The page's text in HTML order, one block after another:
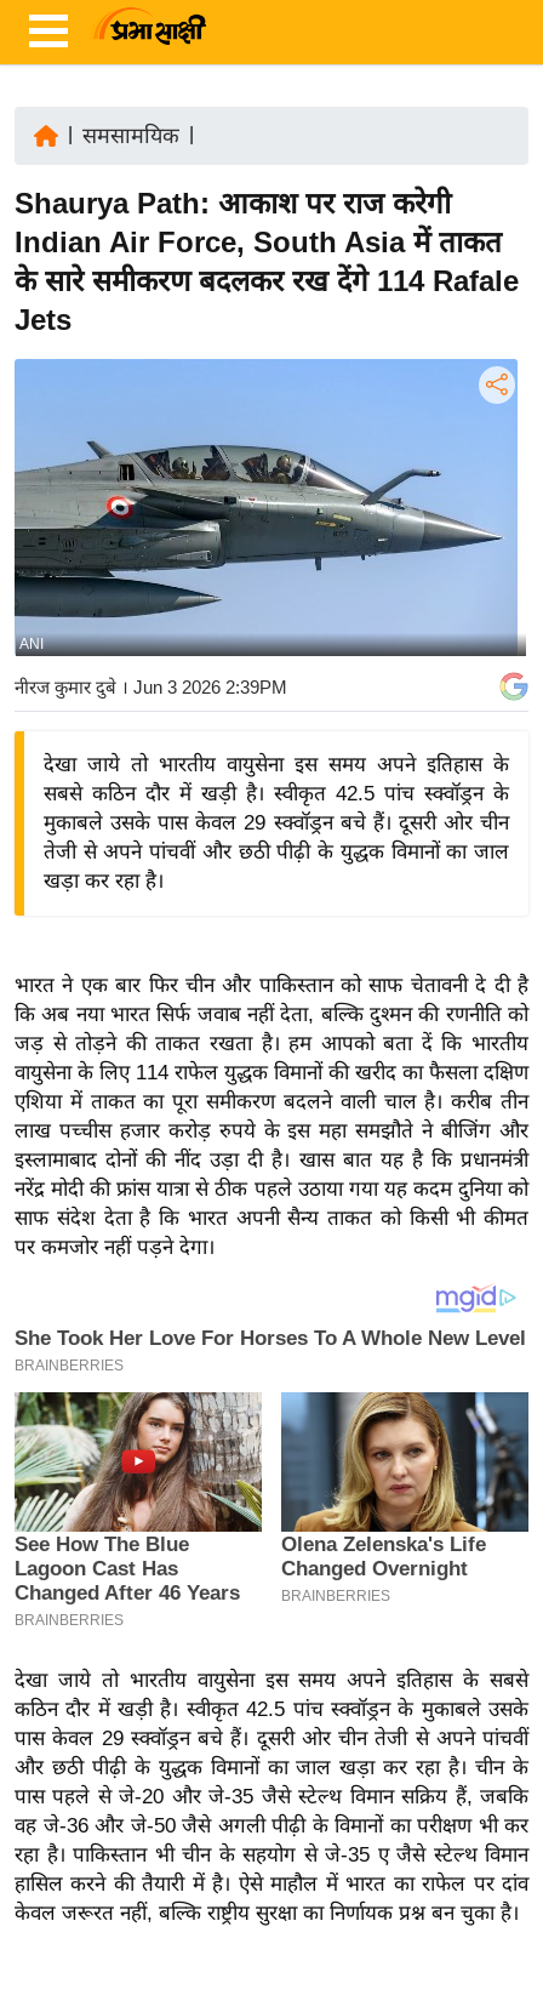
ज़ा
ख
ब
र
त
र्रा
ष्ट्री
य
ज़
द्यो
ष
ज्ञ
रा
य
ब
ज
ट
खे
के
ट
I
P
L
2
0
2
6
क्रा
म
ई
-
पे
प
र
मि
सा
समसामयिक
Shaurya Path: आकाश पर राज करेगी
Indian Air Force, South Asia में ताकत
के सारे समीकरण बदलकर रख देंगे 114 Rafale
Jets
ANI
नीरज कुमार दुबे । Jun 3 2026 2:39PM
देखा जाये तो भारतीय वायुसेना इस समय अपने इतिहास के
सबसे कठिन दौर में खड़ी है। स्वीकृत 42.5 पांच स्क्वॉड्रन के
मुकाबले उसके पास केवल 29 स्क्वॉड्रन बचे हैं। दूसरी ओर चीन
तेजी से अपने पांचवीं और छठी पीढ़ी के युद्धक विमानों का जाल
खड़ा कर रहा है।
भारत ने एक बार फिर चीन और पाकिस्तान को साफ चेतावनी दे दी है
कि अब नया भारत सिर्फ जवाब नहीं देता, बल्कि दुश्मन की रणनीति को
जड़ से तोड़ने की ताकत रखता है। हम आपको बता दें कि भारतीय
वायुसेना के लिए 114 राफेल युद्धक विमानों की खरीद का फैसला दक्षिण
एशिया में ताकत का पूरा समीकरण बदलने वाली चाल है। करीब तीन
लाख पच्चीस हजार करोड़ रुपये के इस महा समझौते ने बीजिंग और
इस्लामाबाद दोनों की नींद उड़ा दी है। खास बात यह है कि प्रधानमंत्री
नरेंद्र मोदी की फ्रांस यात्रा से ठीक पहले उठाया गया यह कदम दुनिया को
साफ संदेश देता है कि भारत अपनी सैन्य ताकत को किसी भी कीमत
पर कमजोर नहीं पड़ने देगा।
देखा जाये तो भारतीय वायुसेना इस समय अपने इतिहास के सबसे
कठिन दौर में खड़ी है। स्वीकृत 42.5 पांच स्क्वॉड्रन के मुकाबले उसके
पास केवल 29 स्क्वॉड्रन बचे हैं। दूसरी ओर चीन तेजी से अपने पांचवीं
और छठी पीढ़ी के युद्धक विमानों का जाल खड़ा कर रहा है। चीन के
पास पहले से जे-20 और जे-35 जैसे स्टेल्थ विमान सक्रिय हैं, जबकि
वह जे-36 और जे-50 जैसे अगली पीढ़ी के विमानों का परीक्षण भी कर
रहा है। पाकिस्तान भी चीन के सहयोग से जे-35 ए जैसे स्टेल्थ विमान
हासिल करने की तैयारी में है। ऐसे माहौल में भारत का राफेल पर दांव
केवल जरूरत नहीं, बल्कि राष्ट्रीय सुरक्षा का निर्णायक प्रश्न बन चुका है।